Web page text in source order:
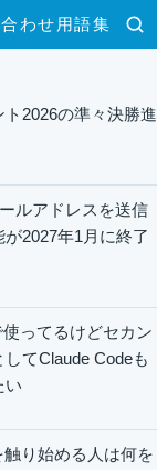
検索
わせ 用語集
2026の準々決勝進
ルアドレスを送信
2027年1月に終了
ってるけどセカン
してClaude Codeも
い
り始める人は何を